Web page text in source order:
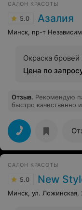
САЛОН КРАСОТЫ
5.0 Азалия
Минск, пр-т
Окраска бровей
Цена по
Отзыв. Рекомендую
быстро качественно
САЛОН КРАСОТЫ
5.0 New
Минск, ул. Ложинская,